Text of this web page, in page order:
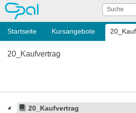
OPAL Suche
Startseite Kursangebote
20_Kaufvertrag
20_Kaufvertrag